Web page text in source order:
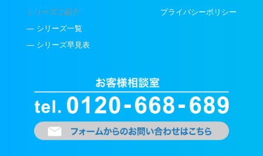
シリーズご紹介
— シリーズ一覧
— シリーズ早見表
プライバシーポリシー